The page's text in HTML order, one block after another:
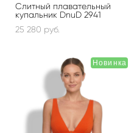
Слитный плавательный
купальник DnuD 2941
25 280 pуб.
Новинка